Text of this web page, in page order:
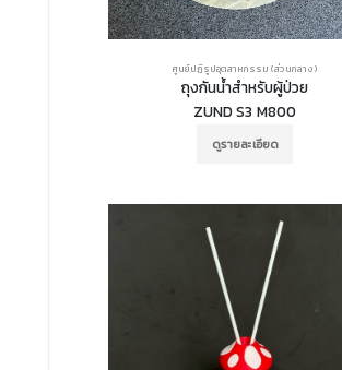
ศูนย์ปฏิรูปอุตสาหกรรม (ส่วนกลาง)
ถุงกันน้ำสำหรับผู้ป่วย
ZUND S3 M800
ดูรายละเอียด